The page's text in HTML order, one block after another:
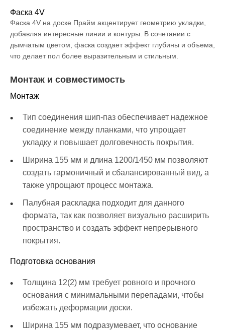
Фаска 4V
Фаска 4V на доске Прайм акцентирует геометрию укладки,
добавляя интересные линии и контуры. В сочетании с
дымчатым цветом, фаска создает эффект глубины и объема,
что делает пол более выразительным и стильным.
Монтаж и совместимость
Монтаж
Тип соединения шип-паз обеспечивает надежное
соединение между планками, что упрощает
укладку и повышает долговечность покрытия.
Ширина 155 мм и длина 1200/1450 мм позволяют
создать гармоничный и сбалансированный вид, а
также упрощают процесс монтажа.
Палубная раскладка подходит для данного
формата, так как позволяет визуально расширить
пространство и создать эффект непрерывного
покрытия.
Подготовка основания
Толщина 12(2) мм требует ровного и прочного
основания с минимальными перепадами, чтобы
избежать деформации доски.
Ширина 155 мм подразумевает, что основание